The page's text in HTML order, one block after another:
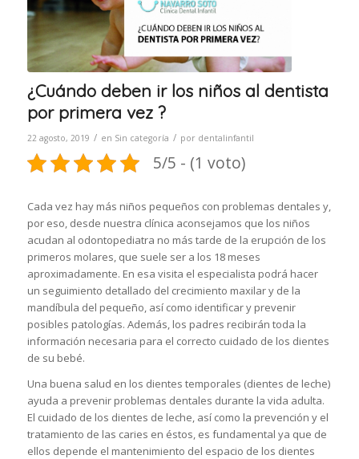
¿Cuándo deben ir los niños al dentista
por primera vez ?
22 agosto, 2019 / en Sin categoría / por dentalinfantil
5/5 - (1 voto)
Cada vez hay más niños pequeños con problemas dentales y,
por eso, desde nuestra clínica aconsejamos que los niños
acudan al odontopediatra no más tarde de la erupción de los
primeros molares, que suele ser a los 18 meses
aproximadamente. En esa visita el especialista podrá hacer
un seguimiento detallado del crecimiento maxilar y de la
mandíbula del pequeño, así como identificar y prevenir
posibles patologías. Además, los padres recibirán toda la
información necesaria para el correcto cuidado de los dientes
de su bebé.
Una buena salud en los dientes temporales (dientes de leche)
ayuda a prevenir problemas dentales durante la vida adulta.
El cuidado de los dientes de leche, así como la prevención y el
tratamiento de las caries en éstos, es fundamental ya que de
ellos depende el mantenimiento del espacio de los dientes